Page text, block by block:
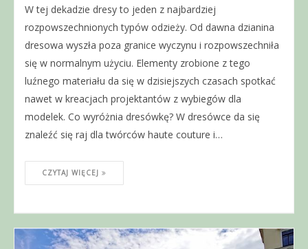
W tej dekadzie dresy to jeden z najbardziej
rozpowszechnionych typów odzieży. Od dawna dzianina
dresowa wyszła poza granice wyczynu i rozpowszechniła
się w normalnym użyciu. Elementy zrobione z tego
luźnego materiału da się w dzisiejszych czasach spotkać
nawet w kreacjach projektantów z wybiegów dla
modelek. Co wyróżnia dresówkę? W dresówce da się
znaleźć się raj dla twórców haute couture i…
CZYTAJ WIĘCEJ